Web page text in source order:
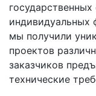
индивидуальных
мы получили
проектов
заказчиков
технические